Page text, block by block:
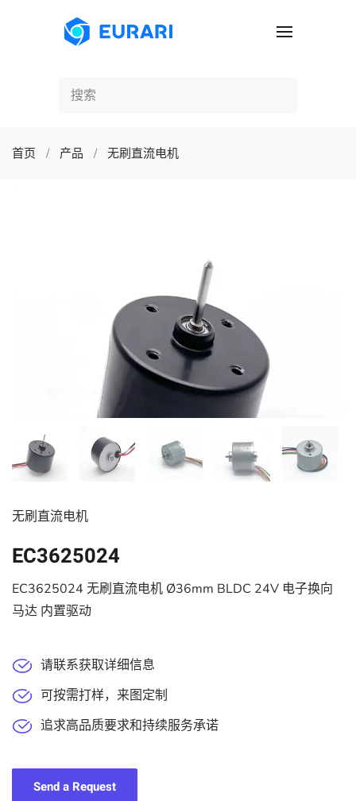
跳至主要内容
首页 产品 无刷直流电机
无刷直流电机
EC3625024
EC3625024 无刷直流电机 Ø36mm BLDC 24V 电子换向
马达 内置驱动
请联系获取详细信息
可按需打样，来图定制
追求高品质要求和持续服务承诺
Send a Request